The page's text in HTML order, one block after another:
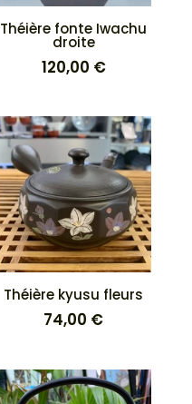
Théière fonte Iwachu
droite
120,00 €
Théière kyusu fleurs
74,00 €